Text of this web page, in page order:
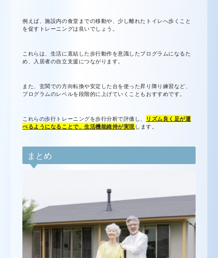
例えば、施設内の食堂までの移動や、少し離れたトイレへ歩くこと
を促すトレーニングは良いでしょう。
これらは、生活に直結した歩行動作を意識したプログラムになるた
め、入居者の自立支援につながります。
また、玄関での方向転換や安定した台を使った昇り降り練習など、
プログラムのレベルを段階的に上げていくこともおすすめです。
これらの歩行トレーニングを歩行分析で評価し、
リズム良く足が運
べるようになることで、生活機能維持が実現 します。
まとめ